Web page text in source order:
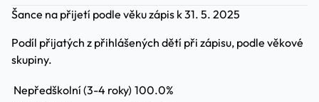
Šance na přijetí podle věkuzápis k 31. 5. 2025
Podíl přijatých z přihlášených dětí při zápisu, podle věkové
skupiny.
Nepředškolní (3-4 roky) 100.0%